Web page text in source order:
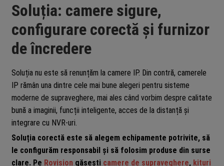
Soluția: camere sigure,
configurare corectă și furnizor
de încredere
Soluția nu este să renunțăm la camere IP. Din contră, camerele
IP rămân una dintre cele mai bune alegeri pentru sisteme
moderne de supraveghere, mai ales când vorbim despre calitate
bună a imaginii, funcții inteligente, acces de la distanță și
integrare cu NVR-uri.
Soluția corectă este să alegem echipamente potrivite, să
le configurăm responsabil și să folosim produse din surse
clare. Pe Rovision găsești camere de supraveghere, kituri